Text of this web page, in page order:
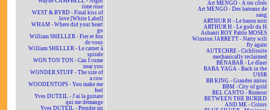
time rose
WEST & BYRD - Final kiss of
love [White Label]
WHAM - Where did your heart
go
William SHELLER - Fier et fou
de vous
William SHELLER - Le carnet à
spirale
WON TON TON - Can I come
near you
WONDER STUFF - The size of
a cow
WOODENTOPS - You make me
feel
Yves DUTEIL - J'ai la guitare
qui me démange
Yves DUTEIL - Prendre un
Art MENGO - À tes côtés
Art MENGO - Des bateaux de
sang
ARTHUR H - Le baron noir
ARTHUR H - Le goût du H
Ashanti ROY Pablo MOSES
Winston JARRETT - Natty will
fly again
AUTECHRE - Cichlisuite
mechanically reclaimed
BÉNABAR - Le dîner
BABA YAGA - Back in the
USSR
BB KING - Grandes mitos
BBM - City of gold
BEL CANTO - Rumour
BETWEEN THE BURIED
AND ME - Colors